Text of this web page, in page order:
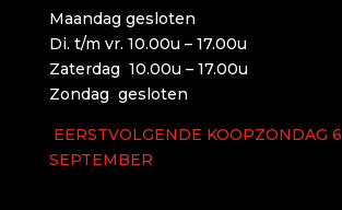
Maandag gesloten
Di. t/m vr. 10.00u – 17.00u
Zaterdag 10.00u – 17.00u
Zondag gesloten
EERSTVOLGENDE KOOPZONDAG 6
SEPTEMBER